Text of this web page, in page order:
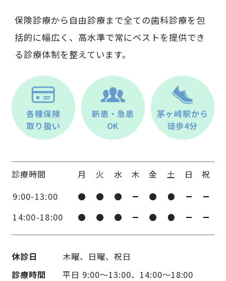
保険診療から自由診療まで全ての歯科診療を包
括的に幅広く、高水準で常にベストを提供でき
る診療体制を整えています。
各種保険
取り扱い
新患・急患
OK
茅ヶ崎駅から
徒歩4分
診療時間 月 火 水 木 金 土 日
祝
9:00-13:00
14:00-18:00
休診日
木曜、日曜、祝日
診療時間
平日 9:00〜13:00、14:00〜18:00